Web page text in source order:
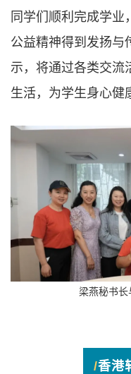
同学们顺利完成学
公益精神得到发扬与
示，将通过各类交流
生活，为学生身心健
梁燕秘书长
/香港